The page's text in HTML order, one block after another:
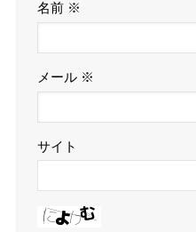
名前 ※
メール ※
サイト